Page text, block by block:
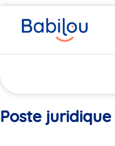
êtes
ici
Poste juridique